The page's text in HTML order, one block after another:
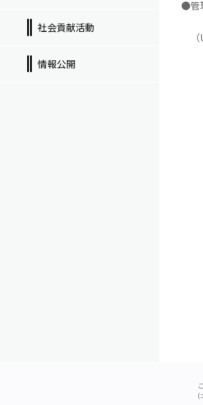
●管
（
社会貢献活動
情報公開
(